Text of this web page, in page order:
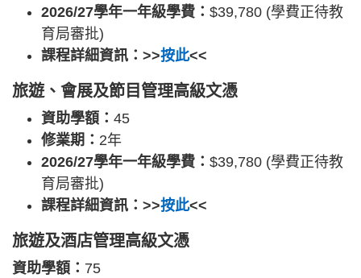
2026/27學年一年級學費： $39,780 (學費正待教
育局審批)
課程詳細資訊：>>按此<<
旅遊、會展及節目管理高級文憑
資助學額： 45
修業期： 2年
2026/27學年一年級學費： $39,780 (學費正待教
育局審批)
課程詳細資訊：>>按此<<
旅遊及酒店管理高級文憑
資助學額： 75